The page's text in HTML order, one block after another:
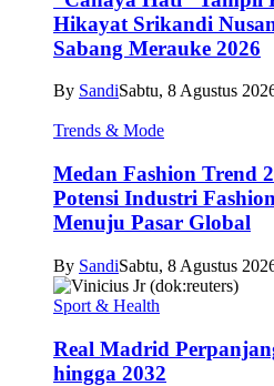
Hikayat Srikandi
Sabang Merauke 2026
By SandiSabtu, 8 Agustus
Trends & Mode
Medan Fashion Trend
Potensi Industri
Menuju Pasar Global
By SandiSabtu, 8 Agustus
Sport & Health
Real Madrid
hingga 2032